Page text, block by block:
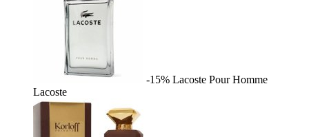
-15% Lacoste Pour Homme
Lacoste